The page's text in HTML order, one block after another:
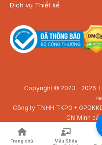
Dịch vụ Thiết kế
Copyright © 2023 - 2026
Công ty TNHH TKPG •
Chí Minh
Địa chỉ: SAV3-01.01 Toà nhà
Trưng,
Trang chủ
Mẫu Slide